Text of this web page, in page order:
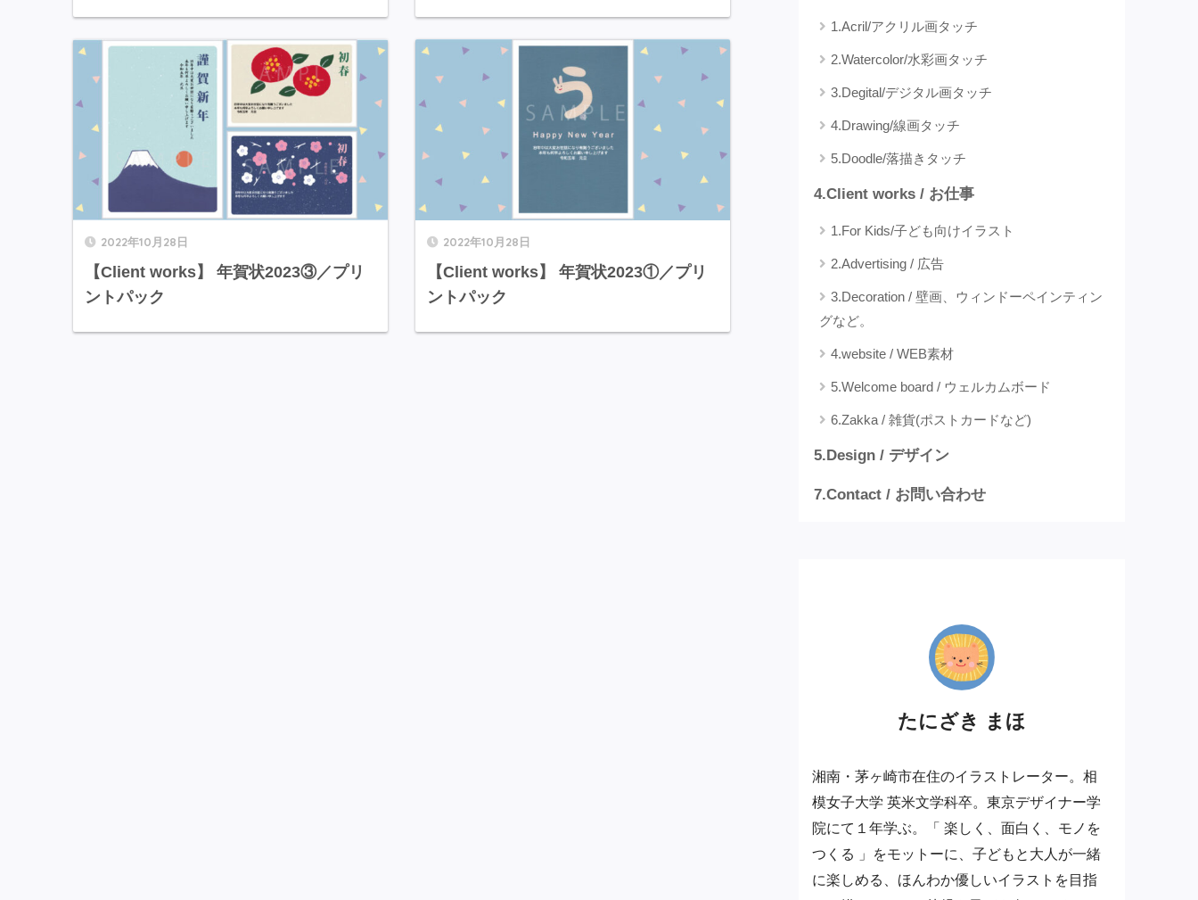
2022年10月28日
【Client works】 年賀状2023③／プリ
ントパック
2022年10月28日
【Client works】 年賀状2023①／プリ
ントパック
1.Acril/アクリル画タッチ
2.Watercolor/水彩画タッチ
3.Degital/デジタル画タッチ
4.Drawing/線画タッチ
5.Doodle/落描きタッチ
4.Client works / お仕事
1.For Kids/子ども向けイラスト
2.Advertising / 広告
3.Decoration / 壁画、ウィンドーペインティン
グなど。
4.website / WEB素材
5.Welcome board / ウェルカムボード
6.Zakka / 雑貨(ポストカードなど)
5.Design / デザイン
7.Contact / お問い合わせ
たにざき まほ
湘南・茅ヶ崎市在住のイラストレーター。相
模女子大学 英米文学科卒。東京デザイナー学
院にて１年学ぶ。「 楽しく、面白く、モノを
つくる 」をモットーに、子どもと大人が一緒
に楽しめる、ほんわか優しいイラストを目指